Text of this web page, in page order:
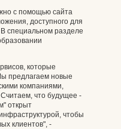
с помощью сайта
доступного для
специальном разделе
которые
предлагаем новые
компаниями,
что будущее -
открыт
чтобы
клиентов", -